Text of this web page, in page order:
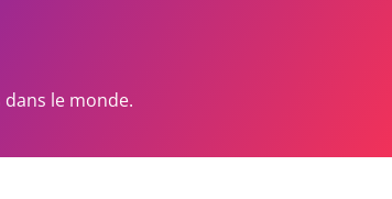
dans le monde.